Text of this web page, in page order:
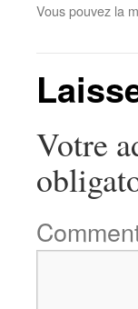
Vous pouvez la
Votre